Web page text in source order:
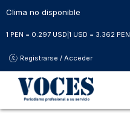
Clima no disponible
1 PEN = 0.297 USD 1 USD = 3.362 PEN
Registrarse / Acceder